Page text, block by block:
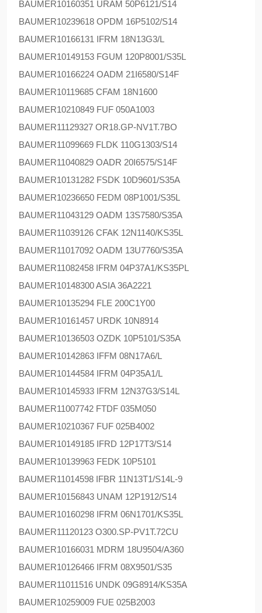
BAUMER10160351 URAM 50P6121/S14
BAUMER10239618 OPDM 16P5102/S14
BAUMER10166131 IFRM 18N13G3/L
BAUMER10149153 FGUM 120P8001/S35L
BAUMER10166224 OADM 21I6580/S14F
BAUMER10119685 CFAM 18N1600
BAUMER10210849 FUF 050A1003
BAUMER11129327 OR18.GP-NV1T.7BO
BAUMER11099669 FLDK 110G1303/S14
BAUMER11040829 OADR 20I6575/S14F
BAUMER10131282 FSDK 10D9601/S35A
BAUMER10236650 FEDM 08P1001/S35L
BAUMER11043129 OADM 13S7580/S35A
BAUMER11039126 CFAK 12N1140/KS35L
BAUMER11017092 OADM 13U7760/S35A
BAUMER11082458 IFRM 04P37A1/KS35PL
BAUMER10148300 ASIA 36A2221
BAUMER10135294 FLE 200C1Y00
BAUMER10161457 URDK 10N8914
BAUMER10136503 OZDK 10P5101/S35A
BAUMER10142863 IFFM 08N17A6/L
BAUMER10144584 IFRM 04P35A1/L
BAUMER10145933 IFRM 12N37G3/S14L
BAUMER11007742 FTDF 035M050
BAUMER10210367 FUF 025B4002
BAUMER10149185 IFRD 12P17T3/S14
BAUMER10139963 FEDK 10P5101
BAUMER11014598 IFBR 11N13T1/S14L-9
BAUMER10156843 UNAM 12P1912/S14
BAUMER10160298 IFRM 06N1701/KS35L
BAUMER11120123 O300.SP-PV1T.72CU
BAUMER10166031 MDRM 18U9504/A360
BAUMER10126466 IFRM 08X9501/S35
BAUMER11011516 UNDK 09G8914/KS35A
BAUMER10259009 FUE 025B2003